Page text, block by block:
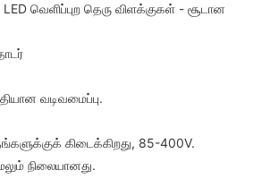
LED வெளிப்புற தெரு விளக்குகள் - சூடான
வடிவமைப்பு.
கிடைக்கிறது, 85-400V.
நிலையானது.